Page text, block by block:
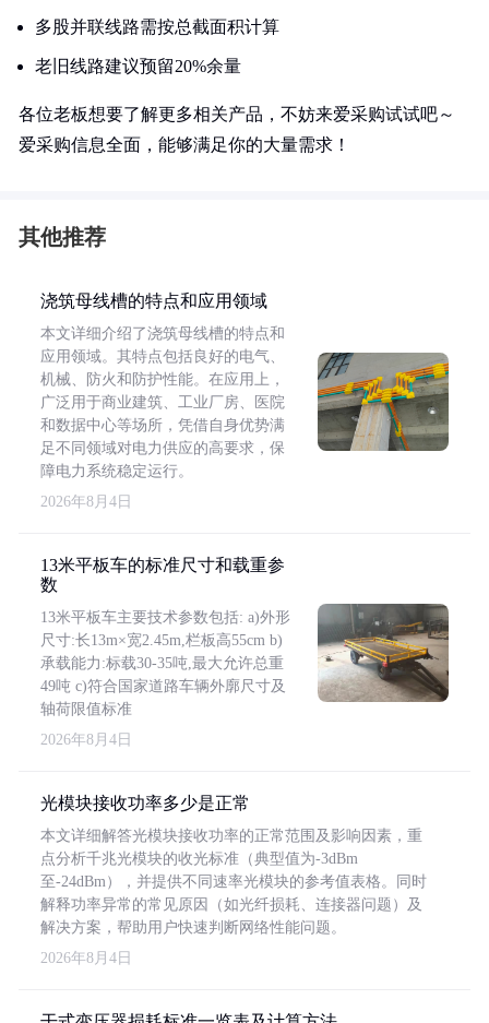
多股并联线路需按总截面积计算
老旧线路建议预留20%余量
各位老板想要了解更多相关产品，不妨来爱采购试试吧～
爱采购信息全面，能够满足你的大量需求！
其他推荐
浇筑母线槽的特点和应用领域
本文详细介绍了浇筑母线槽的特点和
应用领域。其特点包括良好的电气、
机械、防火和防护性能。在应用上，
广泛用于商业建筑、工业厂房、医院
和数据中心等场所，凭借自身优势满
足不同领域对电力供应的高要求，保
障电力系统稳定运行。
2026年8月4日
13米平板车的标准尺寸和载重参
数
13米平板车主要技术参数包括: a)外形
尺寸:长13m×宽2.45m,栏板高55cm b)
承载能力:标载30-35吨,最大允许总重
49吨 c)符合国家道路车辆外廓尺寸及
轴荷限值标准
2026年8月4日
光模块接收功率多少是正常
本文详细解答光模块接收功率的正常范围及影响因素，重
点分析千兆光模块的收光标准（典型值为-3dBm
至-24dBm），并提供不同速率光模块的参考值表格。同时
解释功率异常的常见原因（如光纤损耗、连接器问题）及
解决方案，帮助用户快速判断网络性能问题。
2026年8月4日